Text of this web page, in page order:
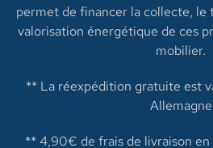
permet de financer la collecte, le
valorisation énergétique de ces
mobilier.
** La réexpédition gratuite est
Allemagne
** 4,90€ de frais de livraison